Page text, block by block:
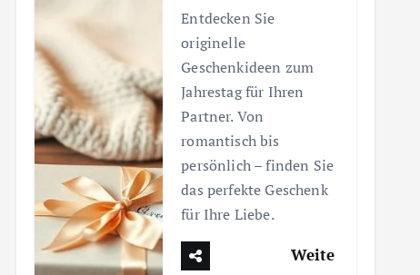
Entdecken Sie
originelle
Geschenkideen zum
Jahrestag für Ihren
Partner. Von
romantisch bis
persönlich – finden Sie
das perfekte Geschenk
für Ihre Liebe.
Weite